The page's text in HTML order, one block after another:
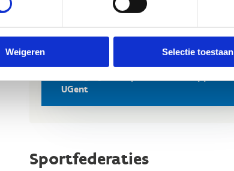
Weigeren Selectie toestaan
Leuven Institute of Sports Science
UGent
Sportfederaties